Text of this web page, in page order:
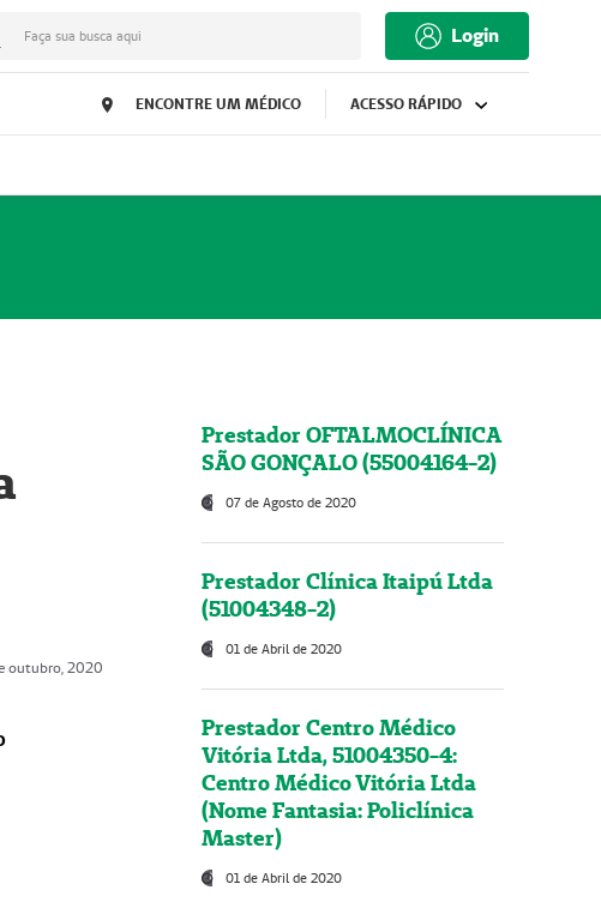
Faça sua busca aqui Login
ENCONTRE UM MÉDICO ACESSO RÁPIDO
outubro, 2020
Prestador OFTALMOCLÍNICA
SÃO GONÇALO (55004164-2)
07 de Agosto de 2020
Prestador Clínica Itaipú Ltda
(51004348-2)
01 de Abril de 2020
Prestador Centro Médico
Vitória Ltda, 51004350-4:
Centro Médico Vitória Ltda
(Nome Fantasia: Policlínica
Master)
01 de Abril de 2020